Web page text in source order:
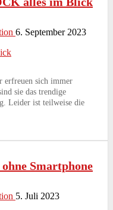
6. September 2023
sich immer
sie das trendige
Leider ist teilweise die
Smartphone
5. Juli 2023